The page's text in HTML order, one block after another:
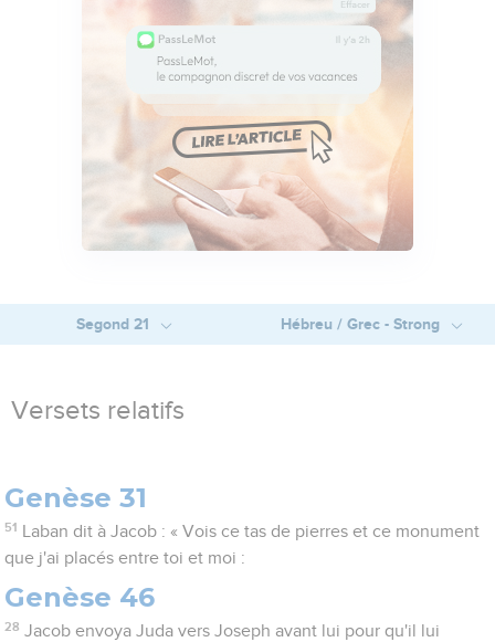
Segond 21 Hébreu / Grec - Strong
Versets relatifs
Genèse 31
51
Laban dit à Jacob : « Vois ce tas de pierres et ce monument
que j'ai placés entre toi et moi :
Genèse 46
28 Jacob envoya Juda vers Joseph avant lui pour qu'il lui